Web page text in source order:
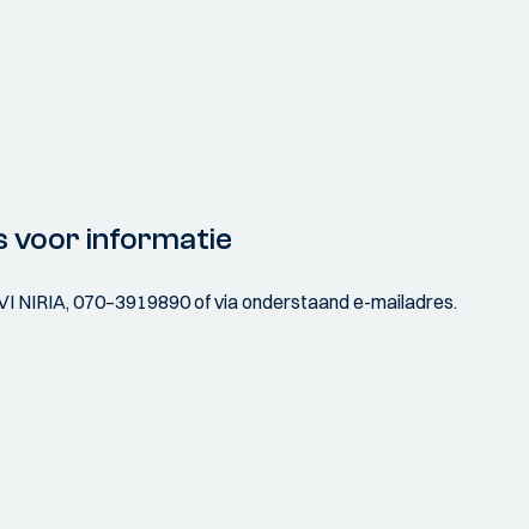
voor informatie
NIRIA, 070–3919890 of via onderstaand e-mailadres.